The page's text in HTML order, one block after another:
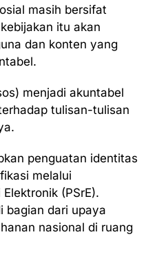
masih bersifat
itu akan
dan konten yang
menjadi akuntabel
tulisan-tulisan
penguatan identitas
melalui
(PSrE).
bagian dari upaya
nasional di ruang